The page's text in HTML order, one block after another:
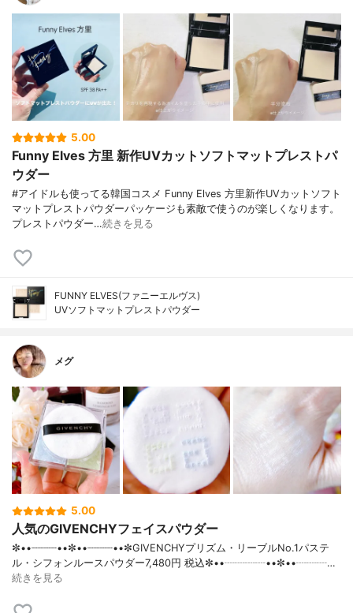
5.00
Funny Elves 方里 新作UVカットソフトマットプレストパ
ウダー
#アイドルも使ってる韓国コスメ Funny Elves 方里新作UVカットソフト
マットプレストパウダーパッケージも素敵で使うのが楽しくなります。
プレストパウダー…続きを見る
FUNNY ELVES(ファニーエルヴス)
UVソフトマットプレストパウダー
メグ
5.00
人気のGIVENCHYフェイスパウダー
✼••┈┈┈┈••✼••┈┈┈┈••✼GIVENCHYプリズム・リーブルNo.1パステ
ル・シフォンルースパウダー7,480円 税込✼••┈┈┈┈••✼••┈┈┈…
続きを見る